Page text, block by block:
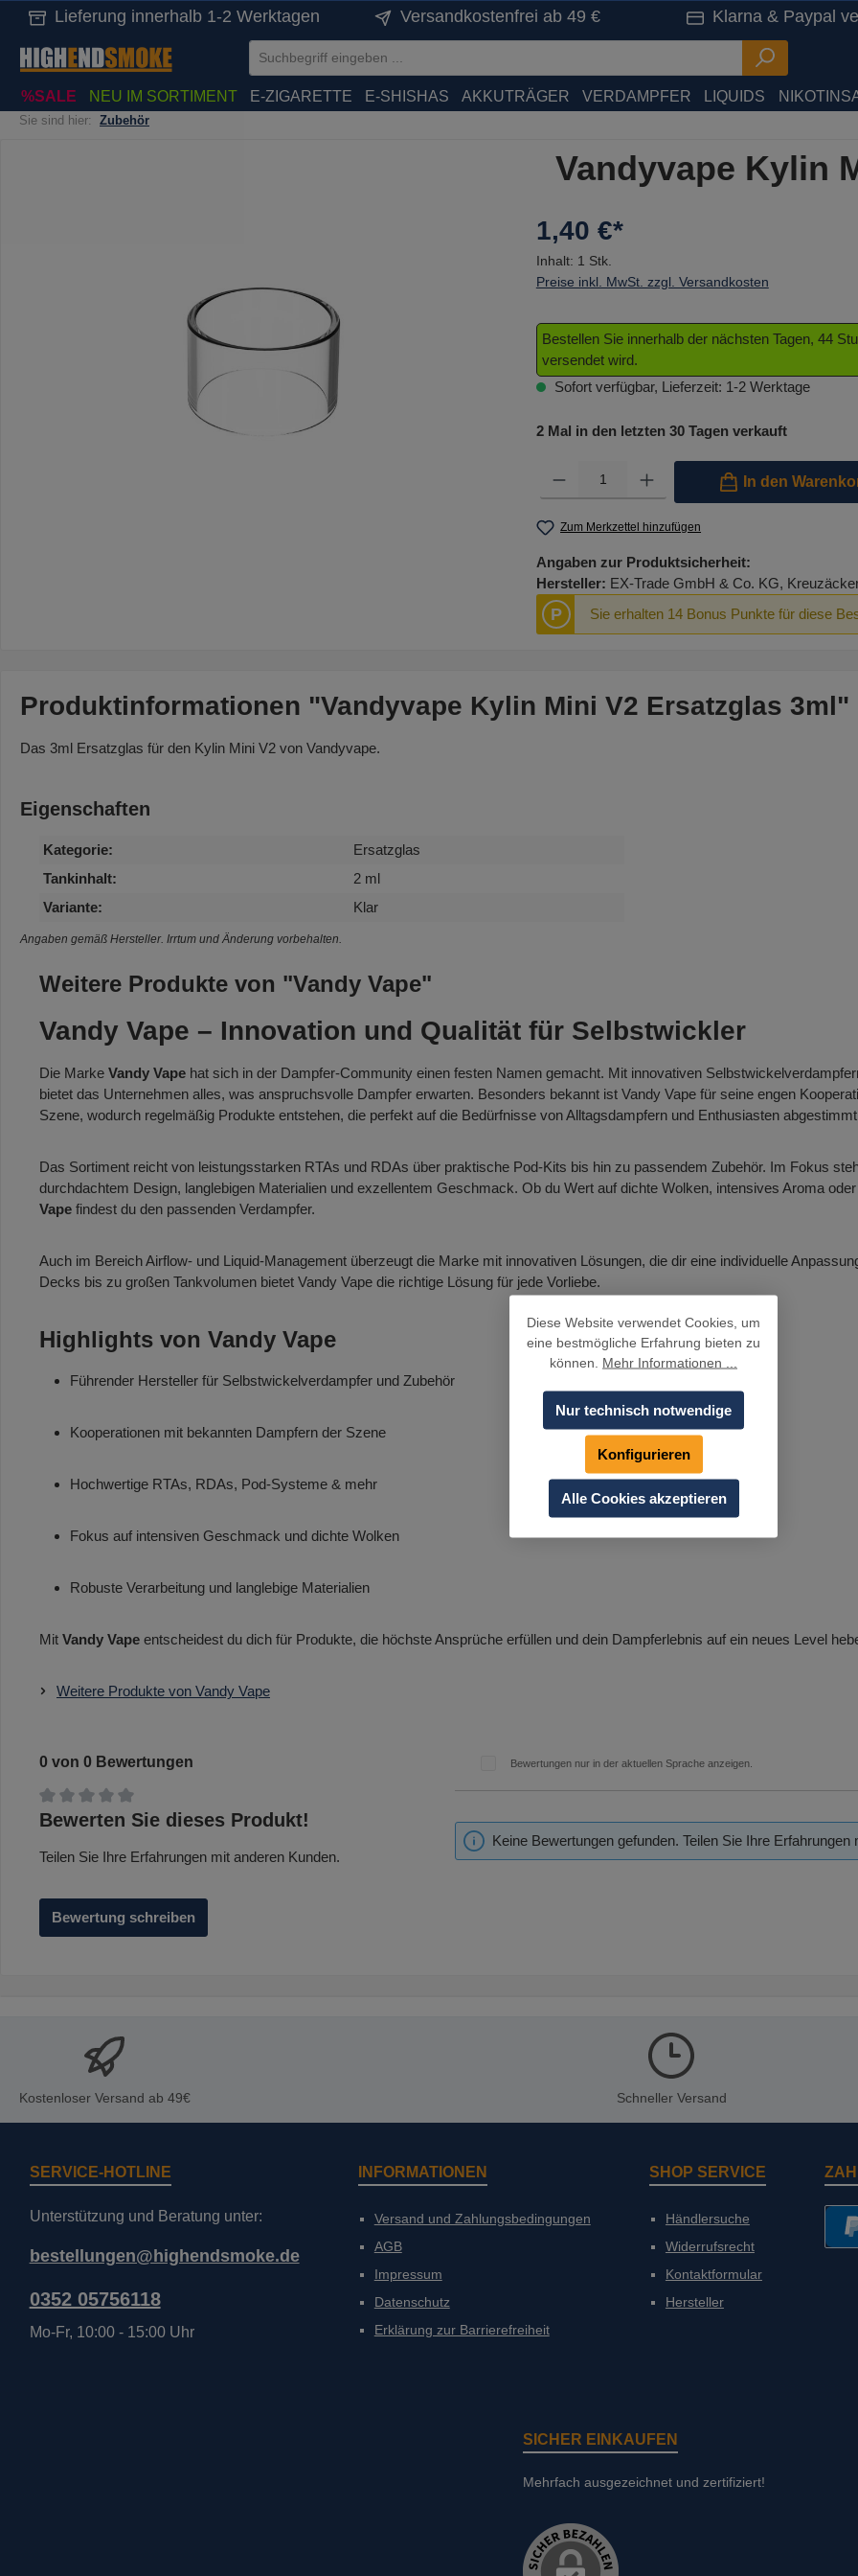
Zur Hauptnavigation springen
Lieferung innerhalb 1-2 Werktagen Versandkostenfrei ab 49 € Klarna & Paypal
%SALE NEU IM SORTIMENT E-ZIGARETTE E-SHISHAS AKKUTRÄGER VERDAMPFER LIQUIDS
Sie sind hier: Zubehör
Vandyvape Kylin
1,40 €*
Inhalt: 1 Stk.
Preise inkl. MwSt. zzgl. Versandkosten
Bestellen Sie innerhalb der nächsten Tagen, 44
versendet wird.
Sofort verfügbar, Lieferzeit: 1-2 Werktage
2 Mal in den letzten 30 Tagen verkauft
In den
Zum Merkzettel hinzufügen
Angaben zur Produktsicherheit:
Hersteller: EX-Trade GmbH & Co. KG,
P Sie erhalten 14 Bonus Punkte für diese
Produktinformationen "Vandyvape Kylin Mini V2 Ersatzglas 3ml"
Das 3ml Ersatzglas für den Kylin Mini V2 von Vandyvape.
Eigenschaften
Kategorie:
Ersatzglas
Tankinhalt:
2 ml
Variante:
Klar
Angaben gemäß Hersteller. Irrtum und Änderung vorbehalten.
Weitere Produkte von "Vandy Vape"
Vandy Vape – Innovation und Qualität für Selbstwickler
Die Marke Vandy Vape hat sich in der Dampfer-Community einen festen Namen gemacht. Mit innovativen
bietet das Unternehmen alles, was anspruchsvolle Dampfer erwarten. Besonders bekannt ist Vandy Vape für seine engen
Szene, wodurch regelmäßig Produkte entstehen, die perfekt auf die Bedürfnisse von Alltagsdampfern und Enthusiasten
Das Sortiment reicht von leistungsstarken RTAs und RDAs über praktische Pod-Kits bis hin zu passendem Zubehör. Im Fokus
durchdachtem Design, langlebigen Materialien und exzellentem Geschmack. Ob du Wert auf dichte Wolken, intensives Aroma
Vape findest du den passenden Verdampfer.
Auch im Bereich Airflow- und Liquid-Management überzeugt die Marke mit innovativen Lösungen, die dir eine individuelle
Decks bis zu großen Tankvolumen bietet Vandy Vape die richtige Lösung für jede Vorliebe.
Highlights von Vandy Vape
Führender Hersteller für Selbstwickelverdampfer und Zubehör
Kooperationen mit bekannten Dampfern der Szene
Hochwertige RTAs, RDAs, Pod-Systeme & mehr
Fokus auf intensiven Geschmack und dichte Wolken
Robuste Verarbeitung und langlebige Materialien
Mit Vandy Vape entscheidest du dich für Produkte, die höchste Ansprüche erfüllen und dein Dampferlebnis auf ein neues Level
Weitere Produkte von Vandy Vape
0 von 0 Bewertungen
Durchschnittliche Bewertung von 0 von 5 Sternen
Bewerten Sie dieses Produkt!
Teilen Sie Ihre Erfahrungen mit anderen Kunden.
Bewertung schreiben
Bewertungen nur in der aktuellen Sprache anzeigen.
Keine Bewertungen gefunden. Teilen Sie Ihre Erfahrungen
Kostenloser Versand ab 49€ Schneller Versand
SERVICE-HOTLINE
Unterstützung und Beratung unter:
bestellungen@highendsmoke.de
0352 05756118
Mo-Fr, 10:00 - 15:00 Uhr
INFORMATIONEN
Versand und Zahlungsbedingungen
AGB
Impressum
Datenschutz
Erklärung zur Barrierefreiheit
SHOP SERVICE
Händlersuche
Widerrufsrecht
Kontaktformular
Hersteller
SICHER EINKAUFEN
Mehrfach ausgezeichnet und zertifiziert!
Diese Website verwendet Cookies, um
eine bestmögliche Erfahrung bieten zu
können. Mehr Informationen ...
Nur technisch notwendige
Konfigurieren
Alle Cookies akzeptieren